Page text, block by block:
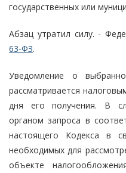
государственных или
Абзац утратил силу. -
63-ФЗ.
Уведомление о
рассматривается
дня его получения. В
органом запроса в
настоящего Кодекса в
необходимых для
объекте